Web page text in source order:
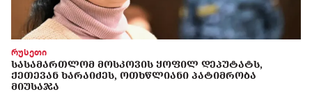
რუსეთი
ᲡᲐᲡᲐᲛᲐᲠᲗᲚᲝᲛ ᲛᲝᲡᲙᲝᲕᲘᲡ ᲧᲝᲤᲘᲚ ᲓᲔᲞᲣᲢᲐᲢᲡ,
ᲥᲔᲗᲔᲕᲐᲜ ᲮᲐᲠᲐᲘᲫᲔᲡ, ᲝᲗᲮᲬᲚᲘᲐᲜᲘ ᲞᲐᲢᲘᲛᲠᲝᲑᲐ
ᲛᲘᲣᲡᲐᲯᲐ